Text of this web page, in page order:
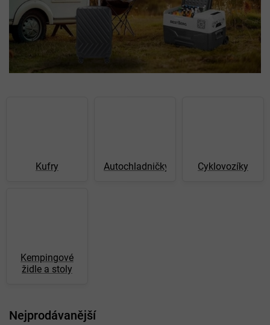
Kufry Autochladničky Cyklovozíky
Kempingové
židle a stoly
Nejprodávanější